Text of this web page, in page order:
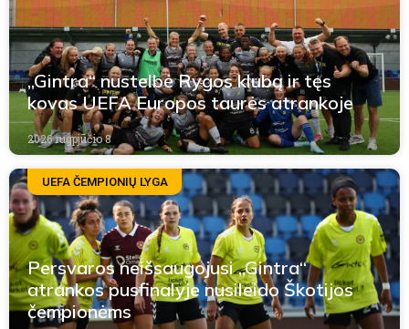
„Gintra“ nustelbė Rygos klubą ir tęs
kovas UEFA Europos taurės atrankoje
2026 rugpjūčio 8
UEFA ČEMPIONIŲ LYGA
Persvaros neišsaugojusi „Gintra“
atrankos pusfinalyje nusileido Škotijos
čempionėms